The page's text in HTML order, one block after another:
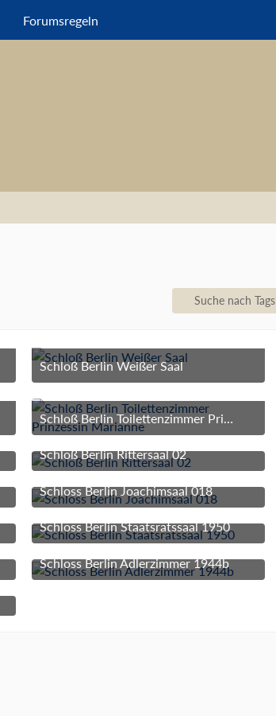
Forumsregeln
Suche nach Tags
Schloß Berlin Weißer Saal
3. März 2017 um 15:51
Schloß Berlin Toilettenzimmer Prinzessin Marianne
3. März 2017 um 15:51
Schloß Berlin Rittersaal 02
3. März 2017 um 15:51
Schloss Berlin Joachimsaal 018
3. März 2017 um 15:51
Schloss Berlin Staatsratssaal 1950
3. März 2017 um 15:51
Schloss Berlin Adlerzimmer 1944b
3. März 2017 um 15:51